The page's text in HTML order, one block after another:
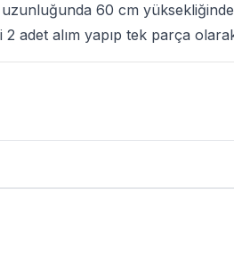
60 cm
adet alım yapıp tek parça
Cm 1 Metre Ürün Yorumları